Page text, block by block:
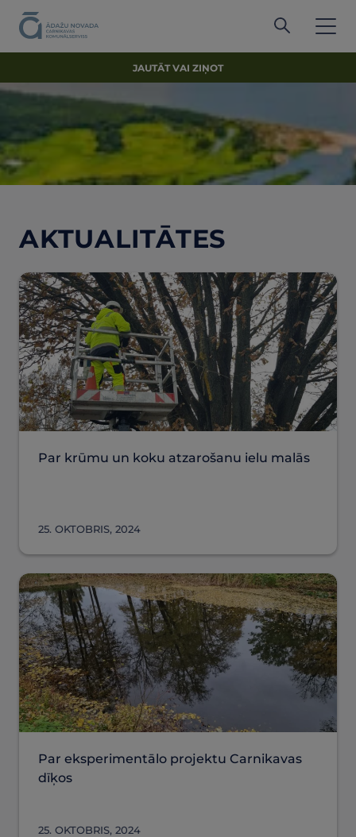
JAUTĀT VAI ZIŅOT
AKTUALITĀTES
Par krūmu un koku atzarošanu ielu malās
25. OKTOBRIS, 2024
Par eksperimentālo projektu Carnikavas
dīķos
25. OKTOBRIS, 2024